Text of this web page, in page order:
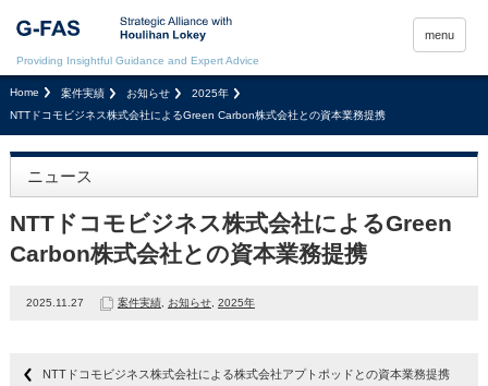
Providing Insightful Guidance and Expert Advice
menu
Home 案件実績 お知らせ
2025年
NTTドコモビジネス株式会社によるGreen Carbon株式会社との資本業務提携
ニュース
NTTドコモビジネス株式会社によるGreen
Carbon株式会社との資本業務提携
2025.11.27 案件実績, お知らせ, 2025年
NTTドコモビジネス株式会社による株式会社アプトポッドとの資本業務提携